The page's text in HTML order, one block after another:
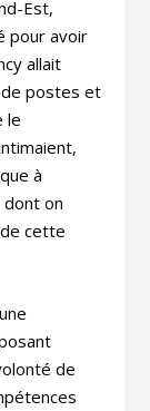
Est,
pour avoir
allait
postes et
le
à
dont on
cette
de